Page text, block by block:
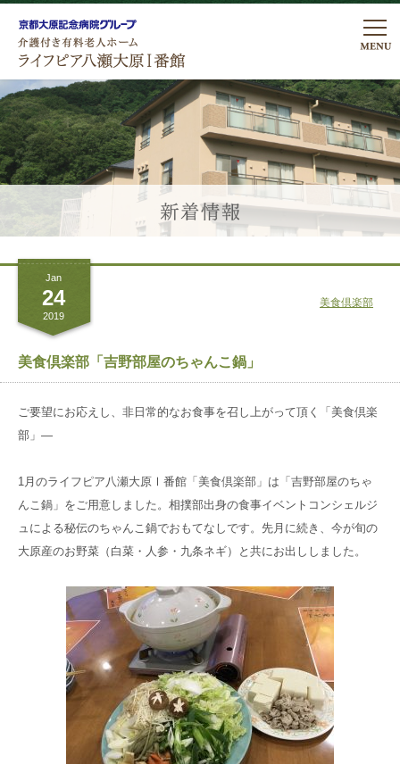
私たちの想い
ライフピアの暮らし
ライフピアの暮らし
こだわりのお食事
行事・レクリエーション
館内注意事項
医療・看護体制
医療看護体制
リハビリテーション
プラン費用
諸費用についてのよくあるご質問
ご入居について
アクセス
お問い合わせ
見学のお申し込み
グループ サイト
リハビリ病院
記念病院
Jan
24
2019
美食倶楽部「吉野部屋のちゃんこ鍋」
美食倶楽部
ご要望にお応えし、非日常的なお食事を召し上がって頂く「美食倶楽
部」―
1月のライフピア八瀬大原Ⅰ番館「美食倶楽部」は「吉野部屋のちゃ
んこ鍋」をご用意しました。相撲部出身の食事イベントコンシェルジ
ュによる秘伝のちゃんこ鍋でおもてなしです。先月に続き、今が旬の
大原産のお野菜（白菜・人参・九条ネギ）と共にお出ししました。